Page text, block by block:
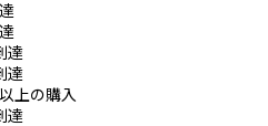
達
達
上の購入
達